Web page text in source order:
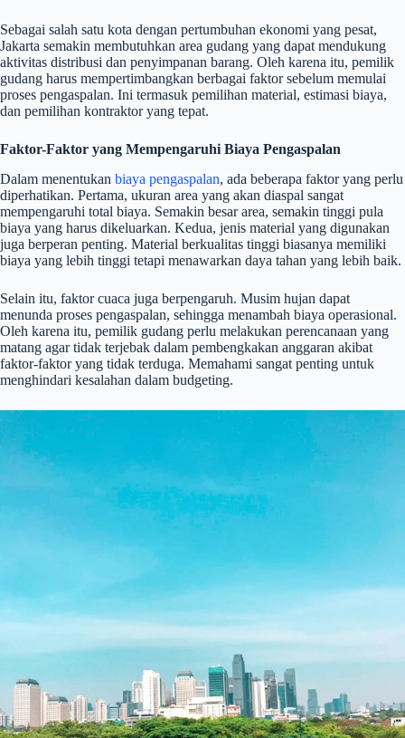
Sebagai salah satu kota dengan pertumbuhan ekonomi yang pesat,
Jakarta semakin membutuhkan area gudang yang dapat mendukung
aktivitas distribusi dan penyimpanan barang. Oleh karena itu, pemilik
gudang harus mempertimbangkan berbagai faktor sebelum memulai
proses pengaspalan. Ini termasuk pemilihan material, estimasi biaya,
dan pemilihan kontraktor yang tepat.
Faktor-Faktor yang Mempengaruhi Biaya Pengaspalan
Dalam menentukan biaya pengaspalan, ada beberapa faktor yang perlu
diperhatikan. Pertama, ukuran area yang akan diaspal sangat
mempengaruhi total biaya. Semakin besar area, semakin tinggi pula
biaya yang harus dikeluarkan. Kedua, jenis material yang digunakan
juga berperan penting. Material berkualitas tinggi biasanya memiliki
biaya yang lebih tinggi tetapi menawarkan daya tahan yang lebih baik.
Selain itu, faktor cuaca juga berpengaruh. Musim hujan dapat
menunda proses pengaspalan, sehingga menambah biaya operasional.
Oleh karena itu, pemilik gudang perlu melakukan perencanaan yang
matang agar tidak terjebak dalam pembengkakan anggaran akibat
faktor-faktor yang tidak terduga. Memahami sangat penting untuk
menghindari kesalahan dalam budgeting.